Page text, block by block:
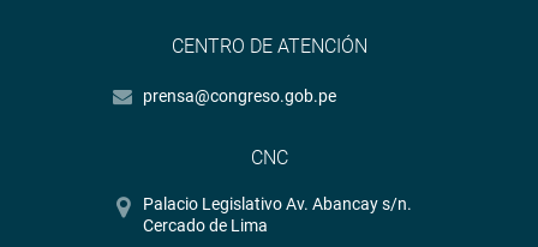
CENTRO DE ATENCIÓN
prensa@congreso.gob.pe
CNC
Palacio Legislativo Av. Abancay s/n.
Cercado de Lima